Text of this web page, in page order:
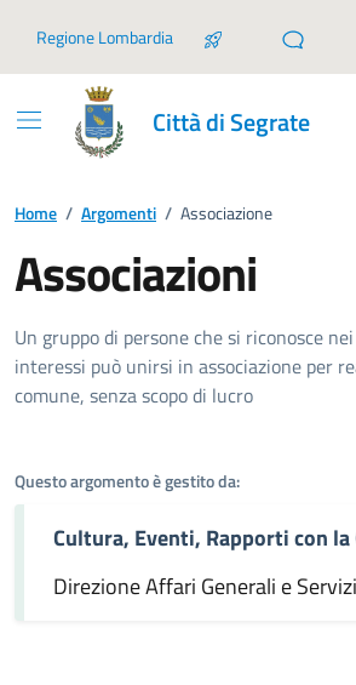
Regione Lombardia
Città di Segrate
Home / Argomenti / Associazione
Associazioni
Dettagli
Un gruppo di persone che si riconosce
interessi può unirsi in associazione per
comune, senza scopo di lucro
Questo argomento è gestito da:
Cultura, Eventi, Rapporti con
Direzione Affari Generali e